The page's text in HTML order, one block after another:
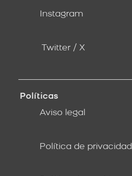
Instagram
Twitter / X
Políticas
Aviso legal
Política de privacidad